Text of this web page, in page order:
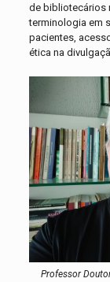
de bibliotecários
terminologia em
pacientes,
ética na
Professor